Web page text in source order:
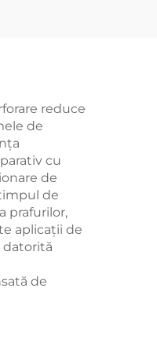
reduce
de
cu
de
de
prafurilor,
aplicații de
datorită
de